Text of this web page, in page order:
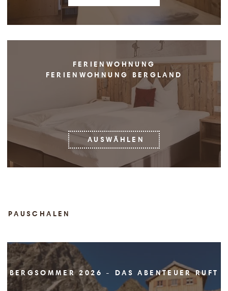
FERIENWOHNUNG
FERIENWOHNUNG BERGLAND
AUSWÄHLEN
PAUSCHALEN
BERGSOMMER 2026 - DAS ABENTEUER RUFT